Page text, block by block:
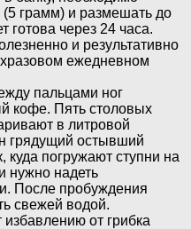
грамм) и размешать до
готова через 24 часа.
и результативно
ежедневном
пальцами ног
кофе. Пять столовых
в литровой
грядущий остывший
куда погружают ступни на
нужно надеть
После пробуждения
свежей водой.
от грибка